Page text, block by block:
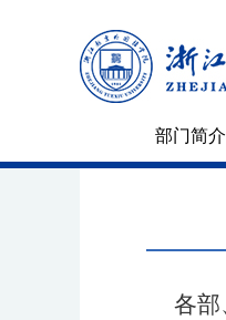
部门简介
各部